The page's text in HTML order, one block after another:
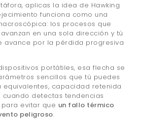
aplicas la idea de Hawking
funciona como una
los procesos que
en una sola dirección y tú
avance por la pérdida progresiva
portátiles, esa flecha se
sencillos que tú puedes
equivalentes, capacidad retenida
detectas tendencias
evitar que un fallo térmico
peligroso.